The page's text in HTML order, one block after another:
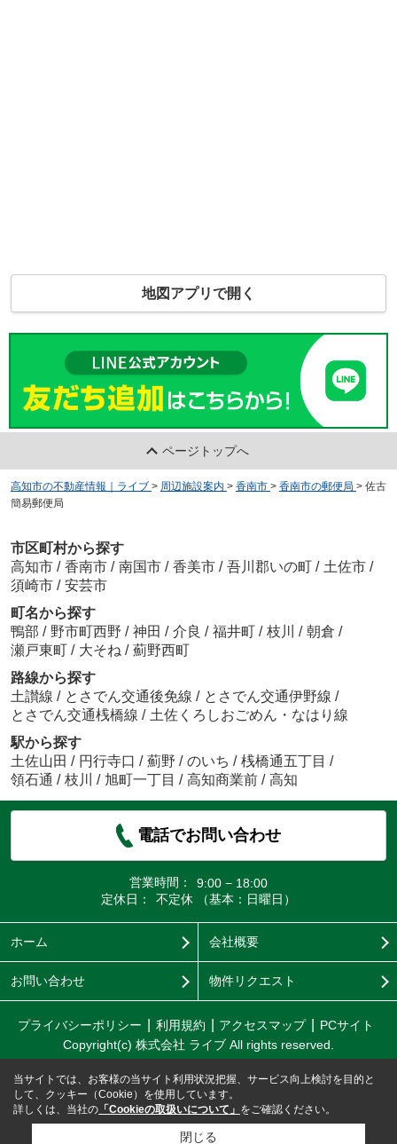
地図アプリで開く
ページトップへ
高知市の不動産情報｜ライブ > 周辺施設案内 > 香南市 > 香南市の郵便局 > 佐古
簡易郵便局
市区町村から探す
高知市 / 香南市 / 南国市 / 香美市 / 吾川郡いの町 / 土佐市 /
須崎市 / 安芸市
町名から探す
鴨部 / 野市町西野 / 神田 / 介良 / 福井町 / 枝川 / 朝倉 /
瀬戸東町 / 大そね / 薊野西町
路線から探す
土讃線 / とさでん交通後免線 / とさでん交通伊野線 /
とさでん交通桟橋線 / 土佐くろしおごめん・なはり線
駅から探す
土佐山田 / 円行寺口 / 薊野 / のいち / 桟橋通五丁目 /
領石通 / 枝川 / 旭町一丁目 / 高知商業前 / 高知
電話でお問い合わせ
営業時間：
9:00 − 18:00
定休日：
不定休 （基本：日曜日）
ホーム 会社概要
お問い合わせ 物件リクエスト
プライバシーポリシー 利用規約 アクセスマップ
PCサイト
Copyright(c) 株式会社 ライブ All rights reserved.
当サイトでは、お客様の当サイト利用状況把握、サービス向上検討を目的と
して、クッキー（Cookie）を使用しています。
詳しくは、当社の 「Cookieの取扱いについて」 をご確認ください。
閉じる